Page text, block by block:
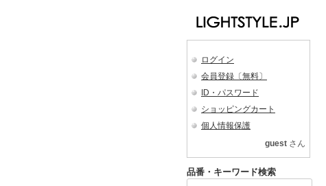
ログイン
会員登録〔無料〕
ID・パスワード
ショッピングカート
個人情報保護
guest さん
品番・キーワード検索